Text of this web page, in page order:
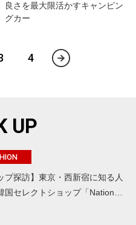
良さを最大限活かすキャンピン
グカー
4
UP
プ探訪】東京・西新宿に知る人
国セレクトショップ「Nation…